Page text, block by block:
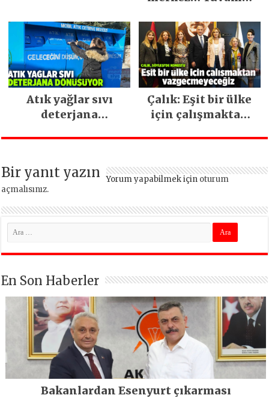
ara vermeden
devam ediyor
Atık yağlar sıvı
deterjana
Çalık: Eşit bir ülke
için çalışmaktan
Bir yanıt yazın Yorum yapabilmek için oturum
açmalısınız.
En Son Haberler
Bakanlardan Esenyurt çıkarması